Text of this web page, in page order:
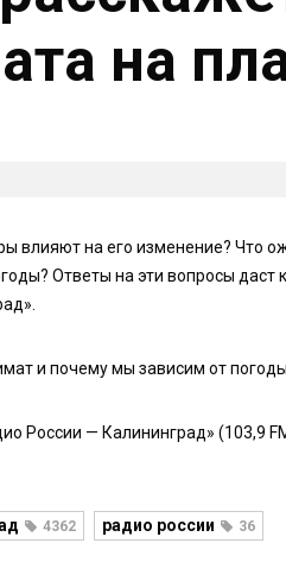
на
влияют на его изменение? Что
Ответы на эти вопросы даст
и почему мы зависим от погоды.
России — Калининград» (103,9
4362 радио россии 36